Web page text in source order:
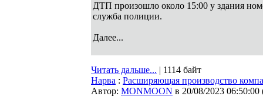
ДТП произошло около 15:00 у здания
служба полиции.
Далее...
Читать дальше... | 1114 байт
Нарва : Расширяющая производство
Автор: MONMOON в 20/08/2023 06:50:00